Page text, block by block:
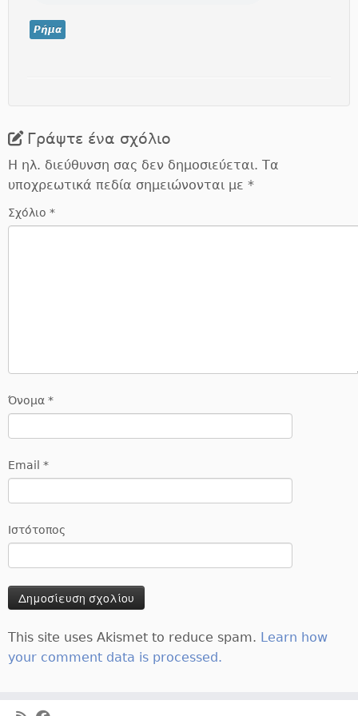
Ρήμα
Γράψτε ένα σχόλιο
Η ηλ. διεύθυνση σας δεν δημοσιεύεται. Τα
υποχρεωτικά πεδία σημειώνονται με *
Σχόλιο *
Όνομα *
Email *
Ιστότοπος
This site uses Akismet to reduce spam. Learn how
your comment data is processed.